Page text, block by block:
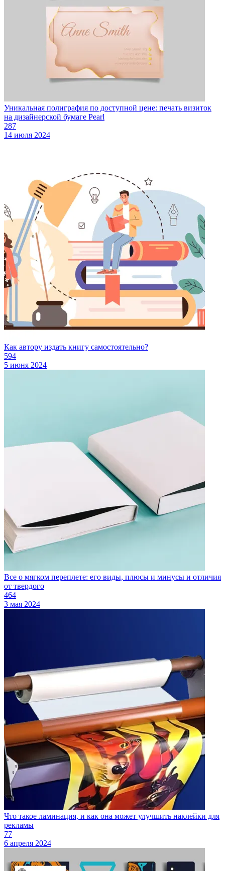
Уникальная полиграфия по доступной цене: печать визиток
на дизайнерской бумаге Pearl
287
14 июля 2024
Как автору издать книгу самостоятельно?
594
5 июня 2024
Все о мягком переплете: его виды, плюсы и минусы и отличия
от твердого
464
3 мая 2024
Что такое ламинация, и как она может улучшить наклейки для
рекламы
77
6 апреля 2024